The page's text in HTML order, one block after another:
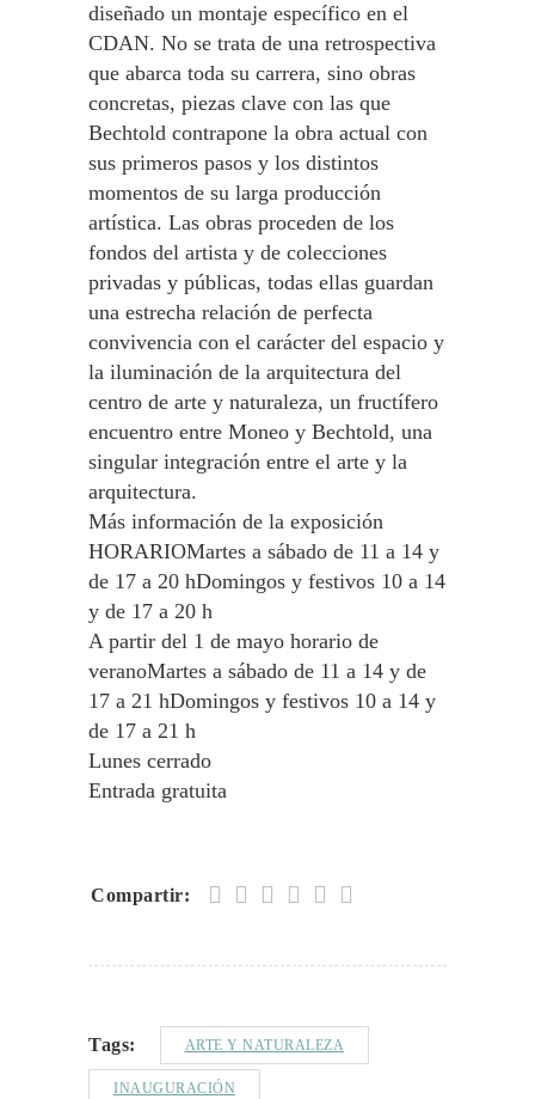
diseñado un montaje específico en el
CDAN. No se trata de una retrospectiva
que abarca toda su carrera, sino obras
concretas, piezas clave con las que
Bechtold contrapone la obra actual con
sus primeros pasos y los distintos
momentos de su larga producción
artística. Las obras proceden de los
fondos del artista y de colecciones
privadas y públicas, todas ellas guardan
una estrecha relación de perfecta
convivencia con el carácter del espacio y
la iluminación de la arquitectura del
centro de arte y naturaleza, un fructífero
encuentro entre Moneo y Bechtold, una
singular integración entre el arte y la
arquitectura.
Más información de la exposición
HORARIOMartes a sábado de 11 a 14 y
de 17 a 20 hDomingos y festivos 10 a 14
y de 17 a 20 h
A partir del 1 de mayo horario de
veranoMartes a sábado de 11 a 14 y de
17 a 21 hDomingos y festivos 10 a 14 y
de 17 a 21 h
Lunes cerrado
Entrada gratuita
Compartir:
Tags: ARTE Y NATURALEZA
INAUGURACIÓN